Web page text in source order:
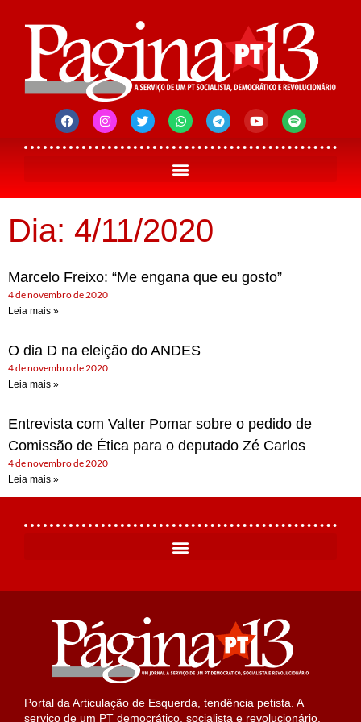
Dia: 4/11/2020
Marcelo Freixo: “Me engana que eu gosto”
4 de novembro de 2020
Leia mais »
O dia D na eleição do ANDES
4 de novembro de 2020
Leia mais »
Entrevista com Valter Pomar sobre o pedido de
Comissão de Ética para o deputado Zé Carlos
4 de novembro de 2020
Leia mais »
Portal da Articulação de Esquerda, tendência petista. A
serviço de um PT democrático, socialista e revolucionário.